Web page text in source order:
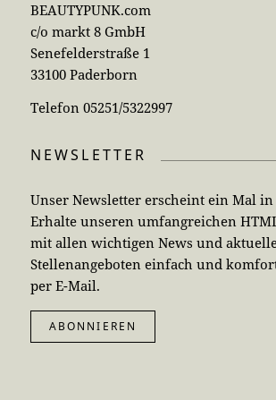
BEAUTYPUNK.com
c/o markt 8 GmbH
Senefelderstraße 1
33100 Paderborn
Telefon 05251/5322997
NEWSLETTER
Unser Newsletter erscheint ein Mal in
Erhalte unseren umfangreichen
mit allen wichtigen News und
Stellenangeboten einfach und
per E-Mail.
ABONNIEREN